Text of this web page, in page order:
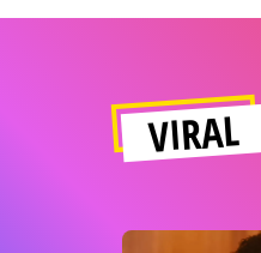
VIRAL